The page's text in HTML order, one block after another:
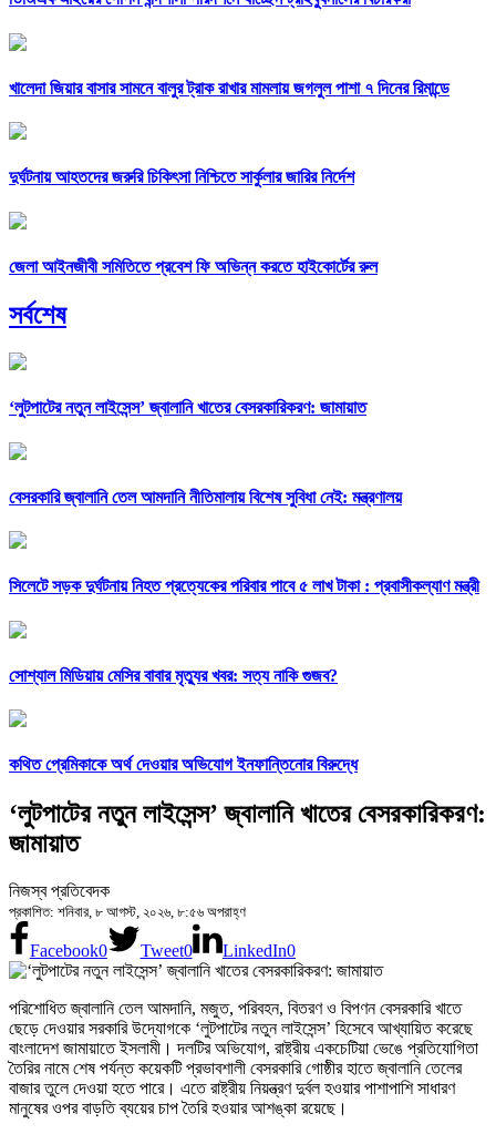
খালেদা জিয়ার বাসার সামনে বালুর ট্রাক রাখার মামলায় জগলুল পাশা ৭ দিনের রিমান্ডে
দুর্ঘটনায় আহতদের জরুরি চিকিৎসা নিশ্চিতে সার্কুলার জারির নির্দেশ
জেলা আইনজীবী সমিতিতে প্রবেশ ফি অভিন্ন করতে হাইকোর্টের রুল
সর্বশেষ
‘লুটপাটের নতুন লাইসেন্স’ জ্বালানি খাতের বেসরকারিকরণ: জামায়াত
বেসরকারি জ্বালানি তেল আমদানি নীতিমালায় বিশেষ সুবিধা নেই: মন্ত্রণালয়
সিলেটে সড়ক দুর্ঘটনায় নিহত প্রত্যেকের পরিবার পাবে ৫ লাখ টাকা : প্রবাসীকল্যাণ মন্ত্রী
সোশ্যাল মিডিয়ায় মেসির বাবার মৃত্যুর খবর: সত্য নাকি গুজব?
কথিত প্রেমিকাকে অর্থ দেওয়ার অভিযোগ ইনফান্তিনোর বিরুদ্ধে
‘লুটপাটের নতুন লাইসেন্স’ জ্বালানি খাতের বেসরকারিকরণ:
জামায়াত
নিজস্ব প্রতিবেদক
প্রকাশিত: শনিবার, ৮ আগস্ট, ২০২৬, ৮:৫৬ অপরাহ্ণ
Facebook0 Tweet0 LinkedIn0
পরিশোধিত জ্বালানি তেল আমদানি, মজুত, পরিবহন, বিতরণ ও বিপণন বেসরকারি খাতে
ছেড়ে দেওয়ার সরকারি উদ্যোগকে ‘লুটপাটের নতুন লাইসেন্স’ হিসেবে আখ্যায়িত করেছে
বাংলাদেশ জামায়াতে ইসলামী। দলটির অভিযোগ, রাষ্ট্রীয় একচেটিয়া ভেঙে প্রতিযোগিতা
তৈরির নামে শেষ পর্যন্ত কয়েকটি প্রভাবশালী বেসরকারি গোষ্ঠীর হাতে জ্বালানি তেলের
বাজার তুলে দেওয়া হতে পারে। এতে রাষ্ট্রীয় নিয়ন্ত্রণ দুর্বল হওয়ার পাশাপাশি সাধারণ
মানুষের ওপর বাড়তি ব্যয়ের চাপ তৈরি হওয়ার আশঙ্কা রয়েছে।